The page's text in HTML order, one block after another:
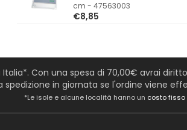
cm - 47563003
€8,85
Con una spesa di 70,00€ avrai
spedizione in giornata se l'ordine viene
*Le isole e alcune località hanno un costo